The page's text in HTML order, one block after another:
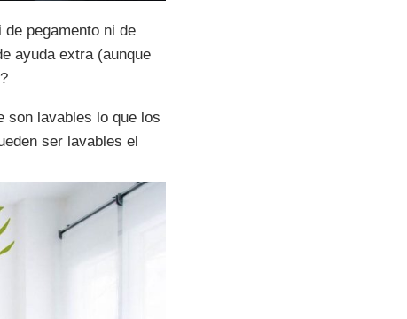
pegamento ni de
ayuda extra (aunque
son lavables lo que los
ser lavables el